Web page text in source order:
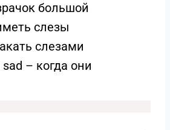
большой
слезы
слезами
– когда они